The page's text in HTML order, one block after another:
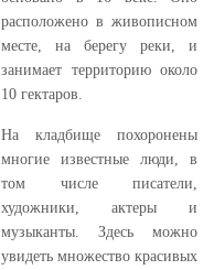
расположено в живописном
месте, на берегу реки, и
занимает территорию около
10 гектаров.
На кладбище похоронены
многие известные люди, в
том числе писатели,
художники, актеры и
музыканты. Здесь можно
увидеть множество красивых